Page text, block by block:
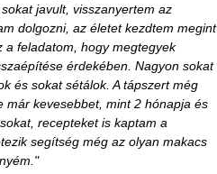
javult, visszanyertem az
dolgozni, az életet kezdtem megint
a feladatom, hogy megtegyek
érdekében. Nagyon sokat
és sokat sétálok. A tápszert még
már kevesebbet, mint 2 hónapja és
recepteket is kaptam a
segítség még az olyan makacs